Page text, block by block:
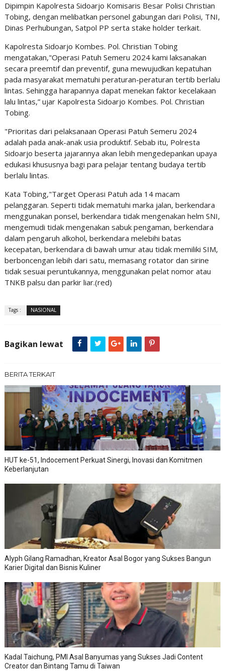
Dipimpin Kapolresta Sidoarjo Komisaris Besar Polisi Christian
Tobing, dengan melibatkan personel gabungan dari Polisi, TNI,
Dinas Perhubungan, Satpol PP serta stake holder terkait.
Kapolresta Sidoarjo Kombes. Pol. Christian Tobing
mengatakan,"Operasi Patuh Semeru 2024 kami laksanakan
secara preemtif dan preventif, guna mewujudkan kepatuhan
pada masyarakat mematuhi peraturan-peraturan tertib berlalu
lintas. Sehingga harapannya dapat menekan faktor kecelakaan
lalu lintas,” ujar Kapolresta Sidoarjo Kombes. Pol. Christian
Tobing.
"Prioritas dari pelaksanaan Operasi Patuh Semeru 2024
adalah pada anak-anak usia produktif. Sebab itu, Polresta
Sidoarjo beserta jajarannya akan lebih mengedepankan upaya
edukasi khususnya bagi para pelajar tentang budaya tertib
berlalu lintas.
Kata Tobing,"Target Operasi Patuh ada 14 macam
pelanggaran. Seperti tidak mematuhi marka jalan, berkendara
menggunakan ponsel, berkendara tidak mengenakan helm SNI,
mengemudi tidak mengenakan sabuk pengaman, berkendara
dalam pengaruh alkohol, berkendara melebihi batas
kecepatan, berkendara di bawah umur atau tidak memiliki SIM,
berboncengan lebih dari satu, memasang rotator dan sirine
tidak sesuai peruntukannya, menggunakan pelat nomor atau
TNKB palsu dan parkir liar.(red)
Tags : NASIONAL
Bagikan lewat
BERITA TERKAIT
HUT ke-51, Indocement Perkuat Sinergi, Inovasi dan Komitmen
Keberlanjutan
Alyph Gilang Ramadhan, Kreator Asal Bogor yang Sukses Bangun
Karier Digital dan Bisnis Kuliner
Kadal Taichung, PMI Asal Banyumas yang Sukses Jadi Content
Creator dan Bintang Tamu di Taiwan